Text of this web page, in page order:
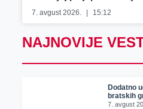
7. avgust 2026. 15:12
NAJNOVIJE
Dodatno
bratskih
7. avgust